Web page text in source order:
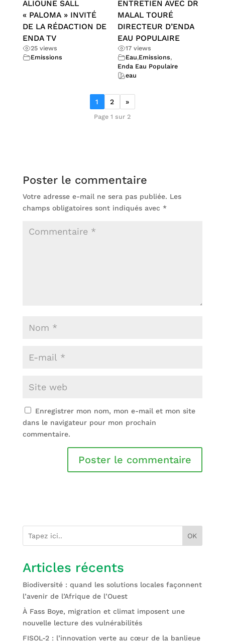
ALIOUNE SALL
« PALOMA » INVITÉ
DE LA RÉDACTION DE
ENDA TV
25 views
Emissions
ENTRETIEN AVEC DR
MALAL TOURÉ
DIRECTEUR D’ENDA
EAU POPULAIRE
17 views
Eau,Emissions,
Enda Eau Populaire
eau
1 2 »
Page 1 sur 2
Poster le commentaire
Votre adresse e-mail ne sera pas publiée. Les
champs obligatoires sont indiqués avec *
Enregistrer mon nom, mon e-mail et mon site
dans le navigateur pour mon prochain
commentaire.
OK
Articles récents
Biodiversité : quand les solutions locales façonnent
l’avenir de l’Afrique de l’Ouest
À Fass Boye, migration et climat imposent une
nouvelle lecture des vulnérabilités
FISOL-2 : l’innovation verte au cœur de la banlieue